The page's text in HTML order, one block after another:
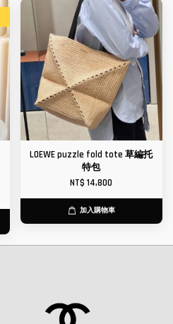
LOEWE puzzle fold tote 草編托
特包
NT$ 14,800
加入購物車